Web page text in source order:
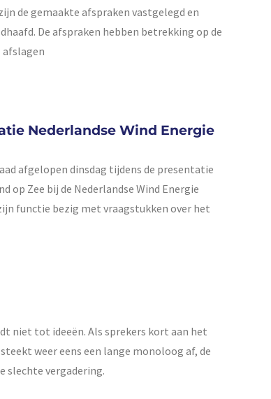
de gemaakte afspraken vastgelegd en
De afspraken hebben betrekking op de
Nederlandse Wind Energie
afgelopen dinsdag tijdens de presentatie
op Zee bij de Nederlandse Wind Energie
functie bezig met vraagstukken over het
niet tot ideeën. Als sprekers kort aan het
weer eens een lange monoloog af, de
slechte vergadering.